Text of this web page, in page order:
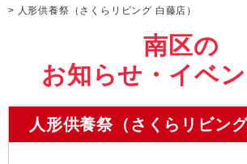
> 人形供養祭（さくらリビング 白藤店）
南区の
お知らせ・イベ
人形供養祭（さくらリビング